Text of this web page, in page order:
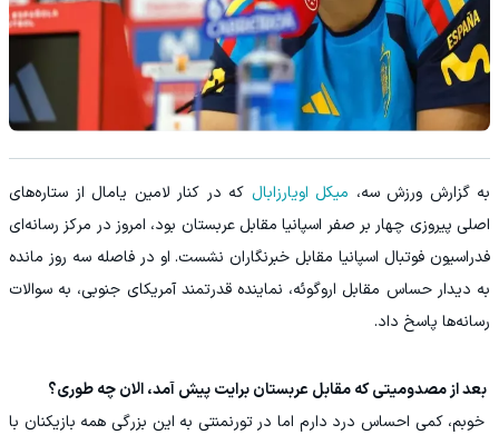
‏به گزارش ورزش سه، میکل اویارزابال که در کنار لامین یامال از ستاره‌های
اصلی پیروزی چهار بر صفر اسپانیا مقابل عربستان بود، امروز در مرکز رسانه‌ای
فدراسیون فوتبال اسپانیا مقابل خبرنگاران نشست. او در فاصله سه روز مانده
به دیدار حساس مقابل اروگوئه، نماینده قدرتمند آمریکای جنوبی، به سوالات
رسانه‌ها پاسخ داد.
‏ بعد از مصدومیتی که مقابل عربستان برایت پیش آمد، الان چه طوری؟
‏ خوبم، کمی احساس درد دارم اما در تورنمنتی به این بزرگی همه بازیکنان با